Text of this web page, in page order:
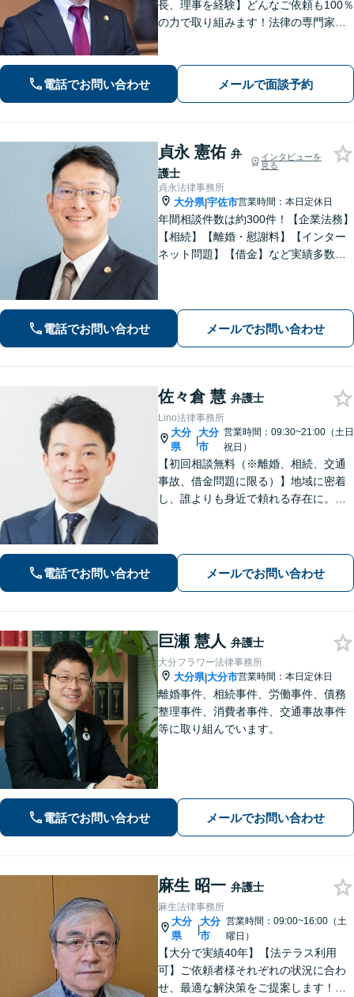
長、理事を経験】どんなご依頼も100％
の力で取り組みます！法律の専門家と
拠点ある地域密着型の事務所】
電話でお問い合わせ メールで面談予約
貞永 憲佑 弁
護士
インタビューを
見る
貞永法律事務所
大分県|宇佐市営業時間：本日定休日
年間相談件数は約300件！【企業法務】
【相続】【離婚・慰謝料】【インター
ネット問題】【借金】など実績多数。
電話でお問い合わせ メールでお問い合わせ
佐々倉 慧 弁護士
Lino法律事務所
大分
県
|
大分
市
営業時間：09:30~21:00（土日
祝日）
【初回相談無料（※離婚、相続、交通
事故、借金問題に限る）】地域に密着
し、誰よりも身近で頼れる存在に。
動産の絡む相談問題はお任せください
電話でお問い合わせ メールでお問い合わせ
巨瀬 慧人 弁護士
大分フラワー法律事務所
大分県|大分市営業時間：本日定休日
離婚事件、相続事件、労働事件、債務
整理事件、消費者事件、交通事故事件
等に取り組んでいます。
電話でお問い合わせ メールでお問い合わせ
麻生 昭一 弁護士
麻生法律事務所
大分
県
|
大分
市
営業時間：09:00~16:00（土
曜日）
【大分で実績40年】【法テラス利用
可】ご依頼者様それぞれの状況に合わ
せ、最適な解決策をご提案します！緊